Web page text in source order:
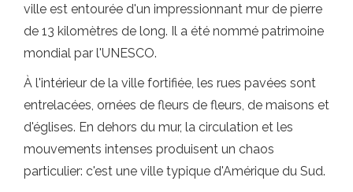
ville est entourée d'un impressionnant mur de pierre
de 13 kilomètres de long. Il a été nommé patrimoine
mondial par l'UNESCO.
À l'intérieur de la ville fortifiée, les rues pavées sont
entrelacées, ornées de fleurs de fleurs, de maisons et
d'églises. En dehors du mur, la circulation et les
mouvements intenses produisent un chaos
particulier: c'est une ville typique d'Amérique du Sud.